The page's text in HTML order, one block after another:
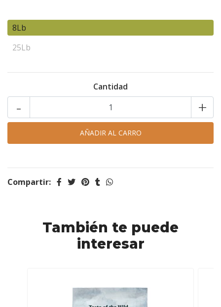
8Lb
25Lb
Cantidad
- +
Compartir:
También te puede
interesar